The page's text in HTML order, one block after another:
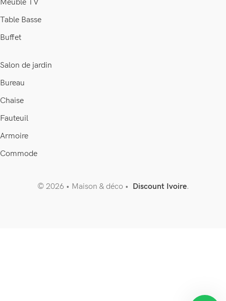
Meuble TV
Table Basse
Buffet
Salon de jardin
Bureau
Chaise
Fauteuil
Armoire
Commode
© 2026 • Maison & déco • Discount Ivoire.